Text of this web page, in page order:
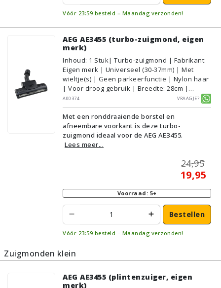
Vóór 23:59 besteld = Maandag verzonden!
AEG AE3455 (turbo-zuigmond, eigen
merk)
Inhoud: 1 Stuk| Turbo-zuigmond | Fabrikant:
Eigen merk | Universeel (30-37mm) | Met
wieltje(s) | Geen parkeerfunctie | Nylon haar
| Voor droog gebruik | Breedte: 28cm |
Zonder verlichting | Zonder kliksysteem |
Zwart | Alternatief | Geschikt voor vloertype:
Plavuizen/Tegels, Parket/Laminaat,
PVC/Vinyl, Tapijt/Vloerbedekking
A00374 Vraagje?
Met een ronddraaiende borstel en
afneembare voorkant is deze turbo-
zuigmond ideaal voor de AEG AE3455.
Lees meer...
24,95
19,95
Voorraad: 5+
Bestellen
Vóór 23:59 besteld = Maandag verzonden!
Zuigmonden klein
AEG AE3455 (plintenzuiger, eigen
merk)